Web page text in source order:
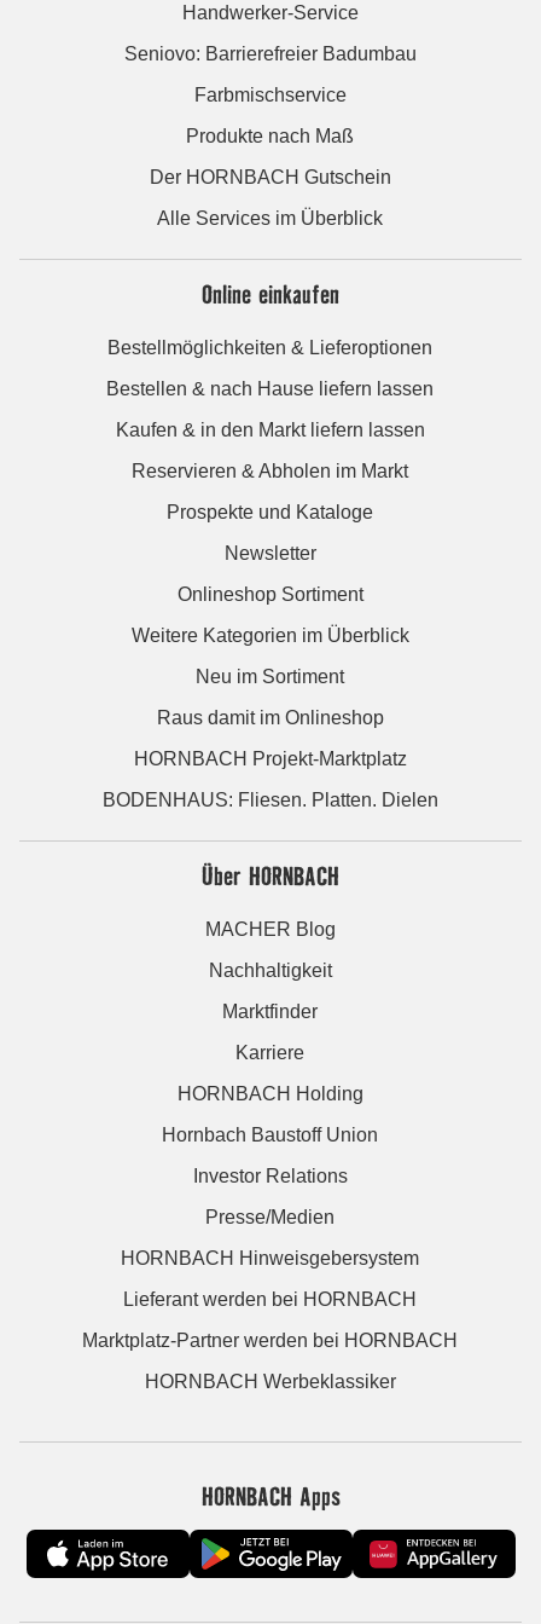
Handwerker-Service
Seniovo: Barrierefreier Badumbau
Farbmischservice
Produkte nach Maß
Der HORNBACH Gutschein
Alle Services im Überblick
Online einkaufen
Bestellmöglichkeiten & Lieferoptionen
Bestellen & nach Hause liefern lassen
Kaufen & in den Markt liefern lassen
Reservieren & Abholen im Markt
Prospekte und Kataloge
Newsletter
Onlineshop Sortiment
Weitere Kategorien im Überblick
Neu im Sortiment
Raus damit im Onlineshop
HORNBACH Projekt-Marktplatz
BODENHAUS: Fliesen. Platten. Dielen
Über HORNBACH
MACHER Blog
Nachhaltigkeit
Marktfinder
Karriere
HORNBACH Holding
Hornbach Baustoff Union
Investor Relations
Presse/Medien
HORNBACH Hinweisgebersystem
Lieferant werden bei HORNBACH
Marktplatz-Partner werden bei HORNBACH
HORNBACH Werbeklassiker
HORNBACH Apps